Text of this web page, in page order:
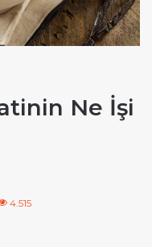
Ne İşi
4.515